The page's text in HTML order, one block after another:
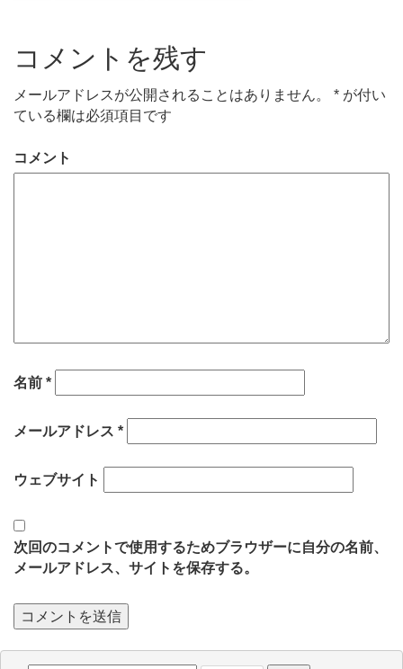
コメントを残す
メールアドレスが公開されることはありません。 * が付い
ている欄は必須項目です
コメント
名前 *
メールアドレス *
ウェブサイト
次回のコメントで使用するためブラウザーに自分の名前、
メールアドレス、サイトを保存する。